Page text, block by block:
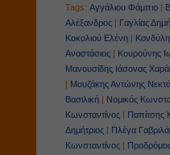
Tags: Αγγάλιου Φάμπιο|
Αλέξανδρος| Γαγλίας
Κοκολιού Ελένη|
Αναστάσιος| Κουρούνης
Μανουσίδης Ιάσονας
Μουζάκης Αντώνης
Βασιλική| Νομικός
Κωνσταντίνος| Παπίτσης
Δημήτριος| Πλέγα
Κωνσταντίνος|